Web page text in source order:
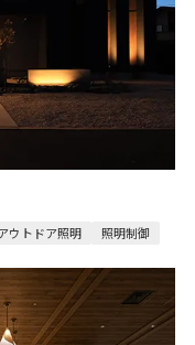
ウトドア照明
照明制御